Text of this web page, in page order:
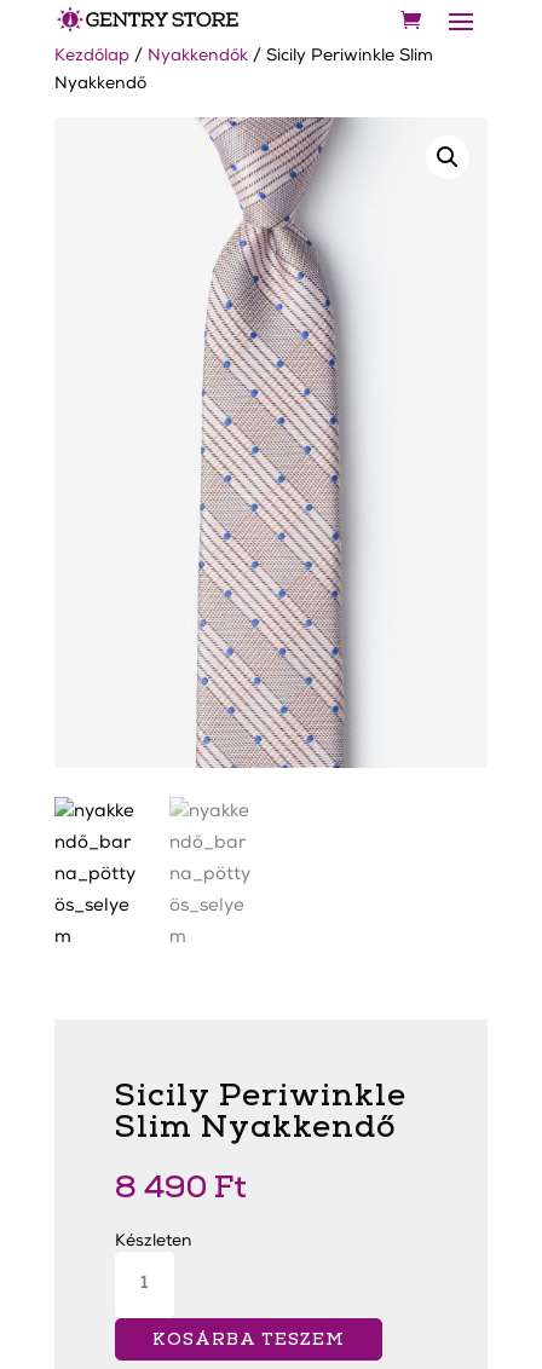
Kezdőlap/ Nyakkendők/ Sicily Periwinkle Slim
Nyakkendő
Sicily Periwinkle
Slim Nyakkendő
8 490 Ft
Készleten
Periwinkle
mennyiség
KOSÁRBA TESZEM